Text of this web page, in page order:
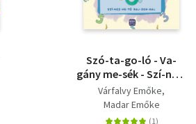
Szó-ta-go-ló - Va-
gány me-sék - Szí-nez-
he-tő raj-zok-kal
Várfalvy Emőke
Madar Emőke